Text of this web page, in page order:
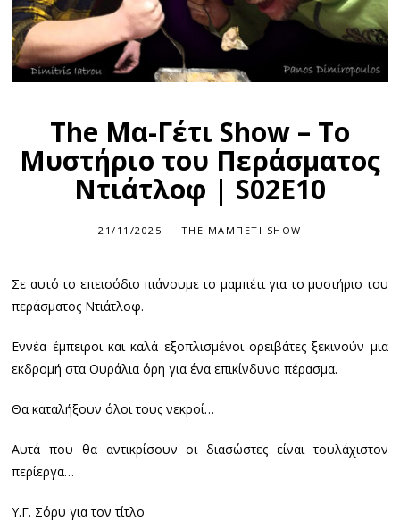
The Μα-Γέτι Show – Το
Μυστήριο του Περάσματος
Ντιάτλοφ | S02E10
21/11/2025 THE ΜΑΜΠΕΤΙ SHOW
Σε αυτό το επεισόδιο πιάνουμε το μαμπέτι για το μυστήριο του
περάσματος Ντιάτλοφ.
Εννέα έμπειροι και καλά εξοπλισμένοι ορειβάτες ξεκινούν μια
εκδρομή στα Ουράλια όρη για ένα επικίνδυνο πέρασμα.
Θα καταλήξουν όλοι τους νεκροί…
Αυτά που θα αντικρίσουν οι διασώστες είναι τουλάχιστον
περίεργα…
Υ.Γ. Σόρυ για τον τίτλο